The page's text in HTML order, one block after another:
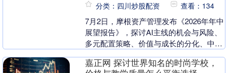
分类：四川炒股配资 查看：134
7月2日，摩根资产管理发布《2026年年中
展望报告》，探讨AI主线的机会与风险、
多元配置策略、价值与成长的分化、中国
来，中....
嘉正网 探讨世界知名的时尚学校，